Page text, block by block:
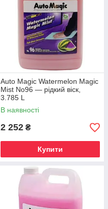
Auto Magic Watermelon Magic
Mist No96 — рідкий віск,
3.785 L
В наявності
2 252 ₴
Купити